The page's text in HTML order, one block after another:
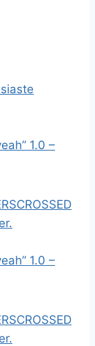
1.0 –
1.0 –